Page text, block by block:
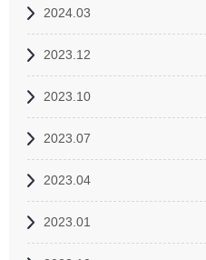
2024.03
2023.12
2023.10
2023.07
2023.04
2023.01